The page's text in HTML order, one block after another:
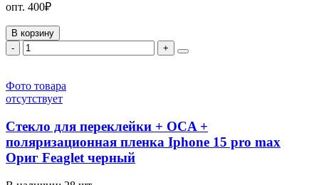
опт. 400₽
В корзину
-
+
Фото товара
отсутствует
Стекло для переклейки + OCA +
поляризационная пленка Iphone 15 pro max
Ориг Feaglet черный